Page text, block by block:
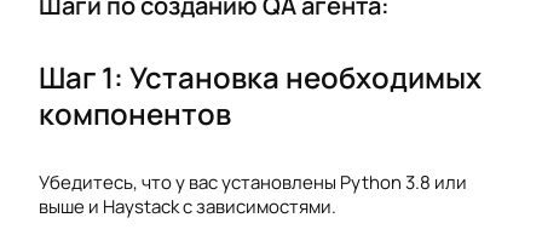
Шаг 1: Установка необходимых
компонентов
Убедитесь, что у вас установлены Python 3.8 или
выше и Haystack с зависимостями.